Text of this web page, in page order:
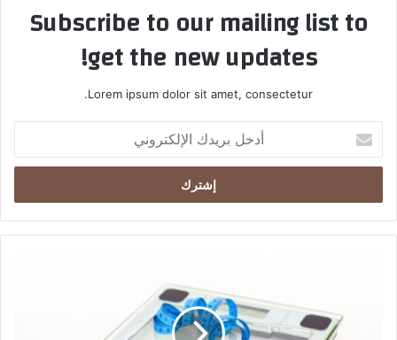
Subscribe to our mailing list to
get the new updates!
Lorem ipsum dolor sit amet, consectetur.
بريدك
الإلكتروني